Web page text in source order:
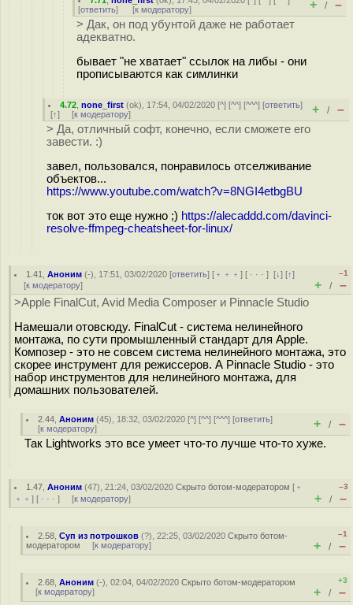
[ответить] [к модератору] + / –
> Дак, он под убунтой даже не работает
адекватно.
бывает "не хватает" ссылок на либы - они
прописываются как симлинки
4.72 ,none_first (ok), 17:54, 04/02/2020 [^] [^^] [^^^] [ответить]
[↑] [к модератору] + / –
> Да, отличный софт, конечно, если сможете его
завести. :)
завел, пользовался, понравилось отселживание
объектов...
https://www.youtube.com/watch?v=8NGI4etbgBU
ток вот это еще нужно ;) https://alecaddd.com/davinci-
resolve-ffmpeg-cheatsheet-for-linux/
1.41 ,Аноним (-), 17:51, 03/02/2020 [ответить] [ ﹢﹢﹢] [ · · ·][↓] [↑]
[к модератору]
–1
+ / –
>Apple FinalCut, Avid Media Composer и Pinnacle Studio
Намешали отовсюду. FinalCut - система нелинейного
монтажа, по сути промышленный стандарт для Apple.
Композер - это не совсем система нелинейного монтажа, это
скорее инструмент для режиссеров. А Pinnacle Studio - это
набор инструментов для нелинейного монтажа, для
домашних пользователей.
2.44 ,Аноним (45), 18:32, 03/02/2020 [^] [^^] [^^^] [ответить]
[к модератору] + / –
Так Lightworks это все умеет что-то лучше что-то хуже.
1.47 ,Аноним (47), 21:24, 03/02/2020Скрыто ботом-модератором [ ﹢
﹢﹢ ] [ · · · ] [к модератору]
–3
+ / –
2.58 ,Суп из потрошков (?), 22:25, 03/02/2020Скрыто ботом-
модератором [к модератору]
–1
+ / –
2.68 ,Аноним (-), 02:04, 04/02/2020Скрыто ботом-модератором
[к модератору]
+3
+ / –